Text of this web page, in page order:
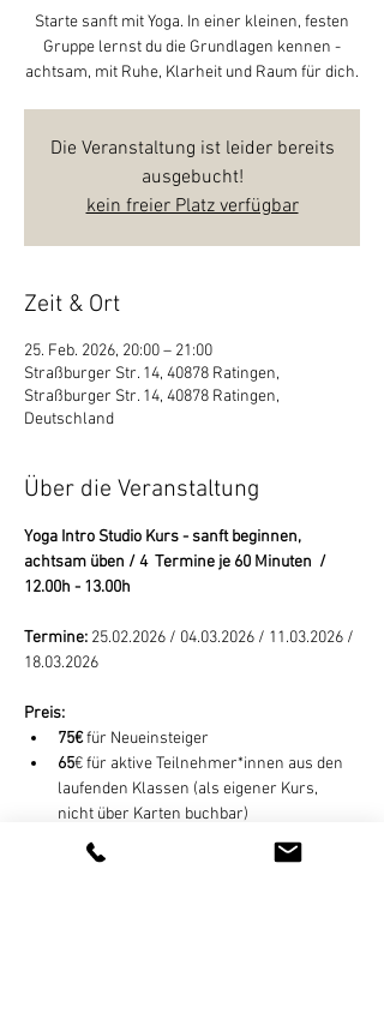
Starte sanft mit Yoga. In einer kleinen, festen
Gruppe lernst du die Grundlagen kennen -
achtsam, mit Ruhe, Klarheit und Raum für dich.
Die Veranstaltung ist leider bereits
ausgebucht!
kein freier Platz verfügbar
Zeit & Ort
25. Feb. 2026, 20:00 – 21:00
Straßburger Str. 14, 40878 Ratingen,
Straßburger Str. 14, 40878 Ratingen,
Deutschland
Über die Veranstaltung
Yoga Intro Studio Kurs - sanft beginnen,
achtsam üben / 4  Termine je 60 Minuten  /
12.00h - 13.00h
Termine: 25.02.2026 / 04.03.2026 / 11.03.2026 /
18.03.2026
Preis:
75€ für Neueinsteiger
65€ für aktive Teilnehmer*innen aus den
laufenden Klassen (als eigener Kurs,
nicht über Karten buchbar)